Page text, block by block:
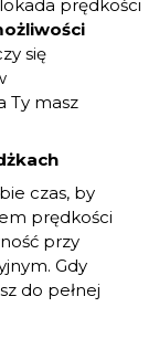
prędkości
się
Ty masz
czas, by
prędkości
przy
Gdy
do pełnej